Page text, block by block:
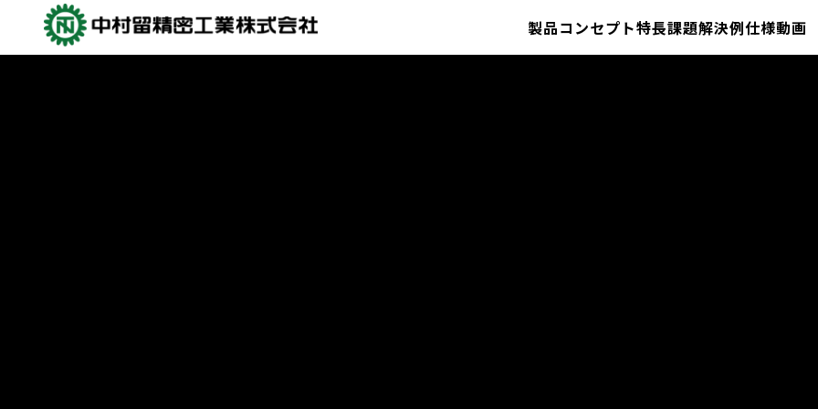
製品コンセプト特長課題解決例仕様動画